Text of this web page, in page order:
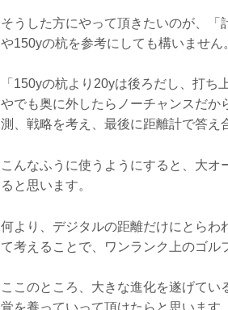
そうした方にやって頂きたいのが、
や150yの杭を参考にしても構いません
「150yの杭より20yは後ろだし、打
やでも奥に外したらノーチャンスだか
測、戦略を考え、最後に距離計で答え
こんなふうに使うようにすると、大
ると思います。
何より、デジタルの距離だけにとらわ
て考えることで、ワンランク上のゴル
ここのところ、大きな進化を遂げて